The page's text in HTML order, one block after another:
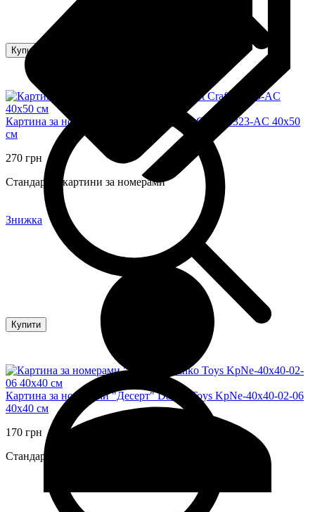
Картина за номерами "Розгублена" Art Craft 10323-AC 40х50
см
270 грн
Стандартні картини за номерами
Купити
Картина за номерами "Десерт" Danko Toys KpNe-40х40-02-06
40x40 см
170 грн
Стандартні картини за номерами
Купити
Знижка